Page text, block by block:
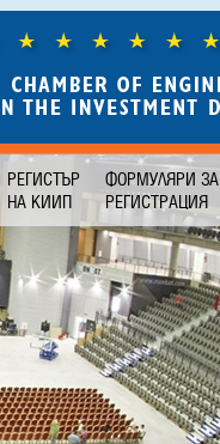
РЕГИСТЪР
НА КИИП
ФОРМУЛЯРИ ЗА
РЕГИСТРАЦИЯ